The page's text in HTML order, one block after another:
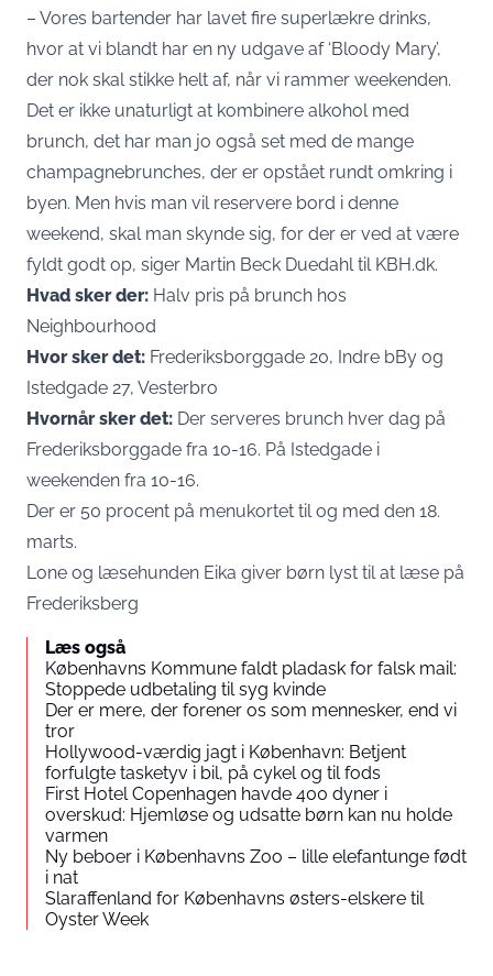
– Vores bartender har lavet fire superlækre drinks,
hvor at vi blandt har en ny udgave af ‘Bloody Mary’,
der nok skal stikke helt af, når vi rammer weekenden.
Det er ikke unaturligt at kombinere alkohol med
brunch, det har man jo også set med de mange
champagnebrunches, der er opstået rundt omkring i
byen. Men hvis man vil reservere bord i denne
weekend, skal man skynde sig, for der er ved at være
fyldt godt op, siger Martin Beck Duedahl til KBH.dk.
Hvad sker der: Halv pris på brunch hos
Neighbourhood
Hvor sker det: Frederiksborggade 20, Indre bBy og
Istedgade 27, Vesterbro
Hvornår sker det: Der serveres brunch hver dag på
Frederiksborggade fra 10-16. På Istedgade i
weekenden fra 10-16.
Der er 50 procent på menukortet til og med den 18.
marts.
Lone og læsehunden Eika giver børn lyst til at læse på
Frederiksberg
Læs også
Københavns Kommune faldt pladask for falsk mail:
Stoppede udbetaling til syg kvinde
Der er mere, der forener os som mennesker, end vi
tror
Hollywood-værdig jagt i København: Betjent
forfulgte tasketyv i bil, på cykel og til fods
First Hotel Copenhagen havde 400 dyner i
overskud: Hjemløse og udsatte børn kan nu holde
varmen
Ny beboer i Københavns Zoo – lille elefantunge født
i nat
Slaraffenland for Københavns østers-elskere til
Oyster Week